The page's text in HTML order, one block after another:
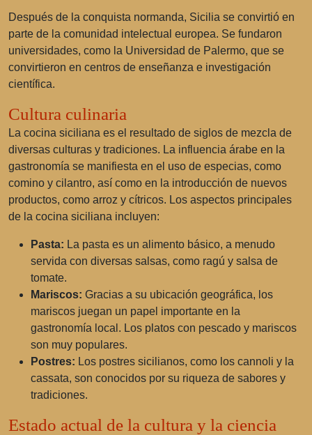
Después de la conquista normanda, Sicilia se convirtió en
parte de la comunidad intelectual europea. Se fundaron
universidades, como la Universidad de Palermo, que se
convirtieron en centros de enseñanza e investigación
científica.
Cultura culinaria
La cocina siciliana es el resultado de siglos de mezcla de
diversas culturas y tradiciones. La influencia árabe en la
gastronomía se manifiesta en el uso de especias, como
comino y cilantro, así como en la introducción de nuevos
productos, como arroz y cítricos. Los aspectos principales
de la cocina siciliana incluyen:
Pasta: La pasta es un alimento básico, a menudo
servida con diversas salsas, como ragú y salsa de
tomate.
Mariscos: Gracias a su ubicación geográfica, los
mariscos juegan un papel importante en la
gastronomía local. Los platos con pescado y mariscos
son muy populares.
Postres: Los postres sicilianos, como los cannoli y la
cassata, son conocidos por su riqueza de sabores y
tradiciones.
Estado actual de la cultura y la ciencia